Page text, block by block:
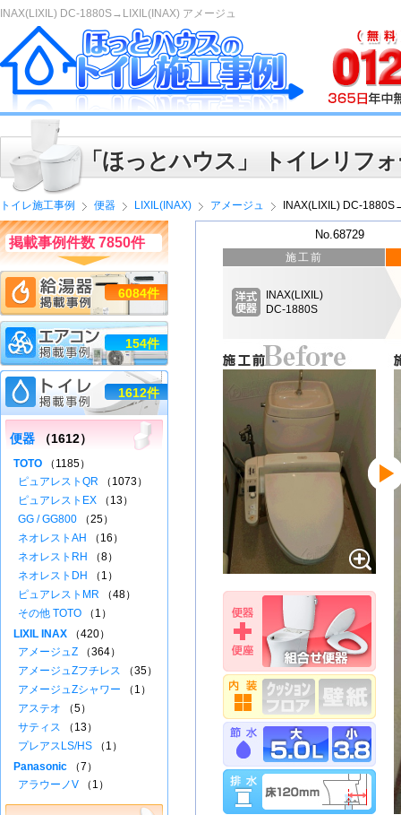
INAX(LIXIL) DC-1880S→LIXIL(INAX) アメージュ
「ほっとハウス」 トイレリフ
トイレ施工事例 便器 LIXIL(INAX) アメージュ INAX(LIXIL) DC-
No.68729
施工前
INAX(LIXIL)
DC-1880S
掲載事例件数 7850件
6084件
154件
1612件
便器 （1612）
TOTO （1185）
ピュアレストQR （1073）
ピュアレストEX （13）
GG / GG800 （25）
ネオレストAH
（16）
ネオレストRH
（8）
ネオレストDH
（1）
ピュアレストMR （48）
その他 TOTO （1）
LIXIL INAX （420）
アメージュZ （364）
アメージュZフチレス （35）
アメージュZシャワー （1）
アステオ （5）
サティス （13）
プレアスLS/HS （1）
Panasonic （7）
アラウーノV （1）